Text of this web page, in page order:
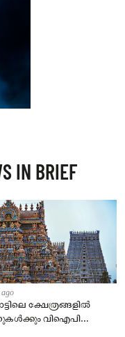
IN BRIEF
ago
ക്ഷേത്രങ്ങളിൽ
വിഐപി